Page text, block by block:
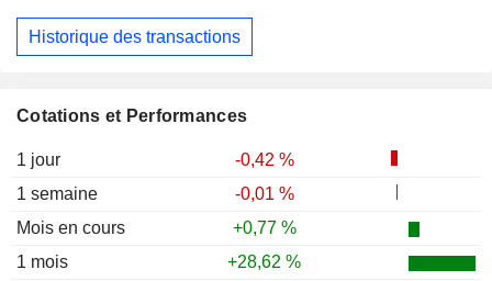
Cotations et Performances
1 jour
-0,42 %
1 semaine
-0,01 %
Mois en cours
+0,77 %
1 mois
+28,62 %
Historique des transactions